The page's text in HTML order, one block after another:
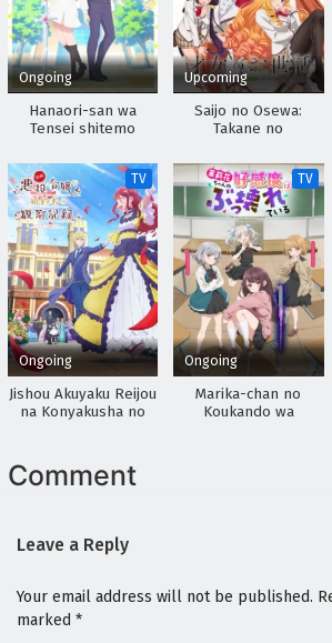
Ongoing
Hanaori-san wa
Tensei shitemo
Upcoming
Saijo no Osewa:
Takane no
Meimonkou de,
Gakuin Ichi no
Ojousama (Seikatsu
Nouryoku Kaimu) wo
Kagenagara Osewa
suru Koto ni
Narimashita
TV
Ongoing
Jishou Akuyaku Reijou
na Konyakusha no
TV
Ongoing
Marika-chan no
Koukando wa
Comment
Leave a Reply
Your email address will not be published.
marked *